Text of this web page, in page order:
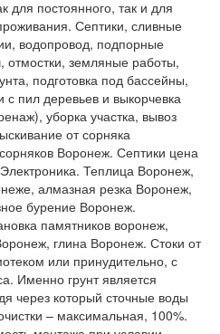
для постоянного, так и для
Септики, сливные
водопровод, подпорные
земляные работы,
подготовка под бассейны,
с пил деревьев и выкорчевка
уборка участка, вывоз
от сорняка
Воронеж. Септики цена
Теплица Воронеж,
алмазная резка Воронеж,
бурение Воронеж.
памятников воронеж,
глина Воронеж. Стоки от
или принудительно, с
Именно грунт является
через который сточные воды
– максимальная, 100%.